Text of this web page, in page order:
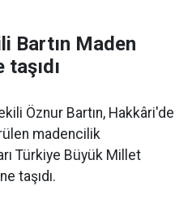
Bartın Maden
Öznur Bartın, Hakkâri'de
madencilik
Türkiye Büyük Millet
taşıdı.